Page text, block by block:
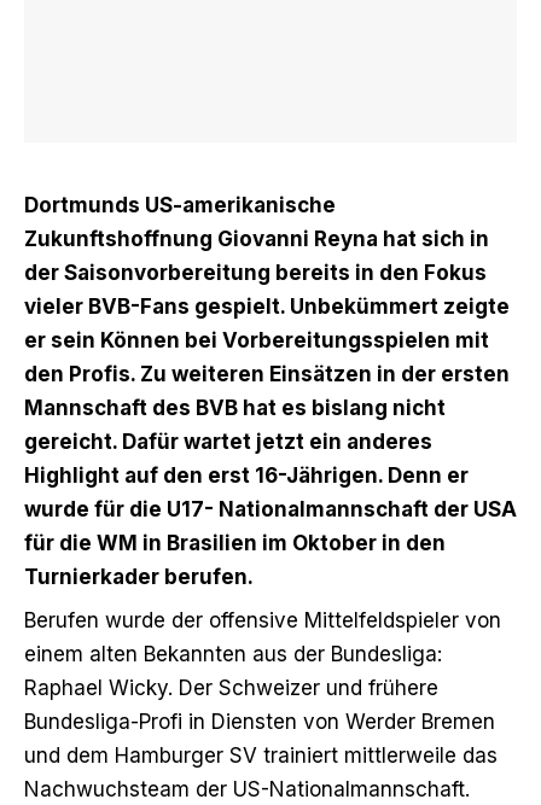
Dortmunds US-amerikanische
Zukunftshoffnung Giovanni Reyna hat sich in
der Saisonvorbereitung bereits in den Fokus
vieler BVB-Fans gespielt. Unbekümmert zeigte
er sein Können bei Vorbereitungsspielen mit
den Profis. Zu weiteren Einsätzen in der ersten
Mannschaft des BVB hat es bislang nicht
gereicht. Dafür wartet jetzt ein anderes
Highlight auf den erst 16-Jährigen. Denn er
wurde für die U17- Nationalmannschaft der USA
für die WM in Brasilien im Oktober in den
Turnierkader berufen.
Berufen wurde der offensive Mittelfeldspieler von
einem alten Bekannten aus der Bundesliga:
Raphael Wicky. Der Schweizer und frühere
Bundesliga-Profi in Diensten von Werder Bremen
und dem Hamburger SV trainiert mittlerweile das
Nachwuchsteam der US-Nationalmannschaft.